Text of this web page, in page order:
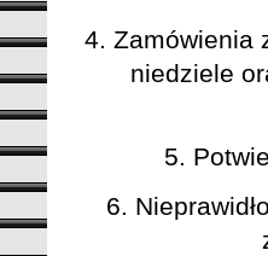
4. Zamówienia
niedziele
5.
6.